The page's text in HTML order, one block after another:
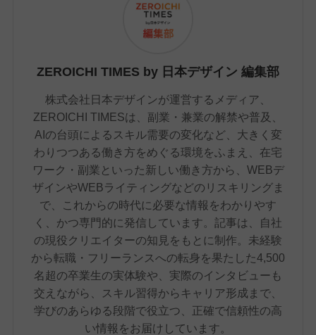
ZEROICHI TIMES by 日本デザイン 編集部
株式会社日本デザインが運営するメディア、
ZEROICHI TIMESは、副業・兼業の解禁や普及、
AIの台頭によるスキル需要の変化など、大きく変
わりつつある働き方をめぐる環境をふまえ、在宅
ワーク・副業といった新しい働き方から、WEBデ
ザインやWEBライティングなどのリスキリングま
で、これからの時代に必要な情報をわかりやす
く、かつ専門的に発信しています。記事は、自社
の現役クリエイターの知見をもとに制作。未経験
から転職・フリーランスへの転身を果たした4,500
名超の卒業生の実体験や、実際のインタビューも
交えながら、スキル習得からキャリア形成まで、
学びのあらゆる段階で役立つ、正確で信頼性の高
い情報をお届けしています。